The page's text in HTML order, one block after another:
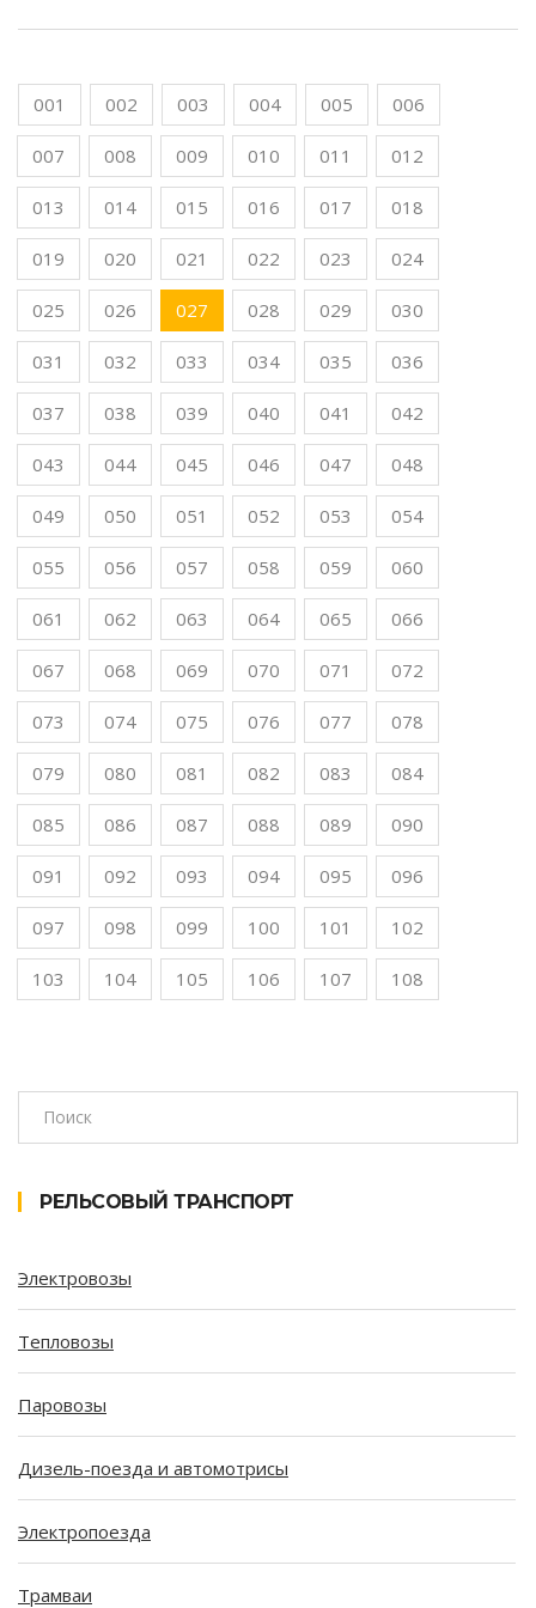
001 002 003 004 005 006
007 008 009 010 011 012
013 014 015 016 017 018
019 020 021 022 023 024
025 026 027 028 029 030
031 032 033 034 035 036
037 038 039 040 041 042
043 044 045 046 047 048
049 050 051 052 053 054
055 056 057 058 059 060
061 062 063 064 065 066
067 068 069 070 071 072
073 074 075 076 077 078
079 080 081 082 083 084
085 086 087 088 089 090
091 092 093 094 095 096
097 098 099 100 101 102
103 104 105 106 107 108
РЕЛЬСОВЫЙ ТРАНСПОРТ
Электровозы
Тепловозы
Паровозы
Дизель-поезда и автомотрисы
Электропоезда
Трамваи